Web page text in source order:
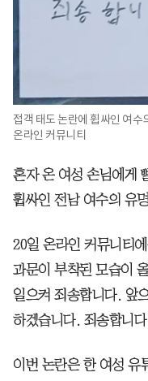
접객 태도 논란에 휩싸인 여
온라인 커뮤니티
혼자 온 여성 손님에게
휩싸인 전남 여수의 유
20일 온라인 커뮤니티
과문이 부착된 모습이
일으켜 죄송합니다. 앞
하겠습니다. 죄송합니
이번 논란은 한 여성 유